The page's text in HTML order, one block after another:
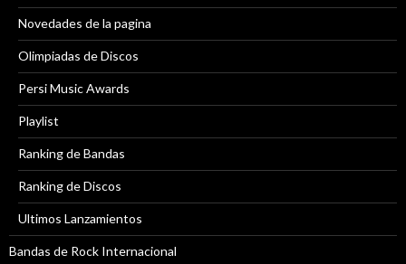
Novedades de la pagina
Olimpiadas de Discos
Persi Music Awards
Playlist
Ranking de Bandas
Ranking de Discos
Ultimos Lanzamientos
Bandas de Rock Internacional